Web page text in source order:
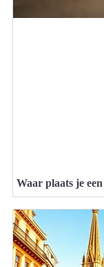
Waar plaats je